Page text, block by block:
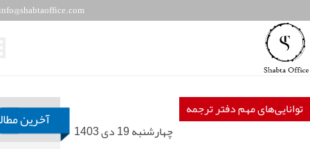
info@shabtaoffice.com
رسمی
مهم دفتر ترجمه
آخرین مطالب